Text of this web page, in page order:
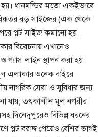
হয়। ধানমন্ডির মতো একইভাবে
বড় সাইজের (এক থেকে
পরে প্লট সাইজ কমানো হয়।
বিবেচনায় এখানেও
গ্যাস লাইন স্থাপন করা হয়।
এলাকার অনেক বাইরে
নাগরিক সেবা ও সুবিধার জন্য
যায়, তৎকালীন মূল নগরীর
দিনেদুপুরেও বিভিন্ন ধরনের
প্লট বরাদ্দ পেয়েও বেশির ভাগই